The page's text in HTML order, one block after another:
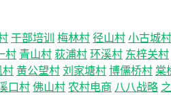
干部培训 梅林村 径山村 小古城村
村 青山村 荻浦村 环溪村 东梓关村
村 黄公望村 刘家塘村 博儒桥村 棠
口村 佛山村 农村电商 八八战略